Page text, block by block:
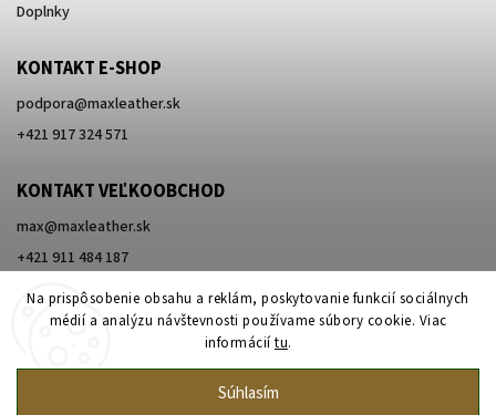
Na prispôsobenie obsahu a reklám, poskytovanie funkcií sociálnych
médií a analýzu návštevnosti používame súbory cookie. Viac
informáciítu.
Súhlasím
Doplnky
KONTAKT E-SHOP
podpora@maxleather.sk
+421 917 324 571
KONTAKT VEĽKOOBCHOD
max@maxleather.sk
+421 911 484 187